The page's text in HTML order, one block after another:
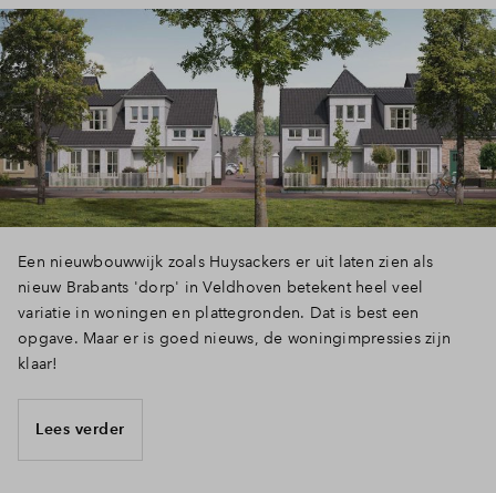
Een nieuwbouwwijk zoals Huysackers er uit laten zien als
nieuw Brabants 'dorp' in Veldhoven betekent heel veel
variatie in woningen en plattegronden. Dat is best een
opgave. Maar er is goed nieuws, de woningimpressies zijn
klaar!
Lees verder